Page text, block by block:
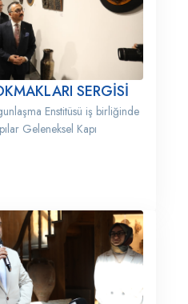
SERGİSİ
Enstitüsü iş birliğinde
Geleneksel Kapı